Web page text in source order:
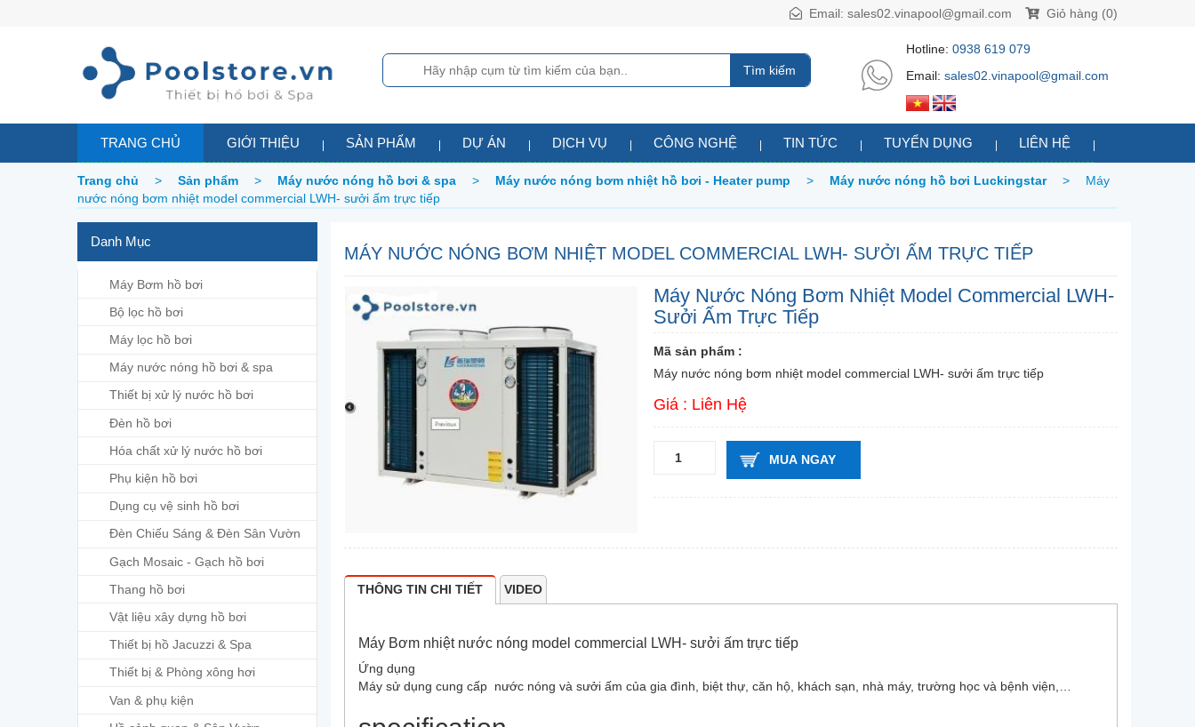
Giỏ hàng (0)
Email: sales02.vinapool@gmail.com
Tìm kiếm
Hotline: 0938 619 079
Email: sales02.vinapool@gmail.com
TRANG CHỦ GIỚI THIỆU SẢN PHẨM DỰ ÁN DỊCH VỤ CÔNG NGHỆ TIN TỨC TUYỂN DỤNG LIÊN HỆ
Trang chủ > Sản phẩm > Máy nước nóng hồ bơi & spa > Máy nước nóng bơm nhiệt hồ bơi - Heater pump > Máy nước nóng hồ bơi Luckingstar >
Máy
nước nóng bơm nhiệt model commercial LWH- sưởi ấm trực tiếp
Danh Mục
Máy Bơm hồ bơi
Bộ lọc hồ bơi
Máy lọc hồ bơi
Máy nước nóng hồ bơi & spa
Thiết bị xử lý nước hồ bơi
Đèn hồ bơi
Hóa chất xử lý nước hồ bơi
Phụ kiện hồ bơi
Dụng cụ vệ sinh hồ bơi
Đèn Chiếu Sáng & Đèn Sân Vườn
Gạch Mosaic - Gạch hồ bơi
Thang hồ bơi
Vật liệu xây dựng hồ bơi
Thiết bị hồ Jacuzzi & Spa
Thiết bị & Phòng xông hơi
Van & phụ kiện
MÁY NƯỚC NÓNG BƠM NHIỆT MODEL COMMERCIAL LWH- SƯỞI ẤM TRỰC TIẾP
Máy Nước Nóng Bơm Nhiệt Model Commercial LWH-
Sưởi Ấm Trực Tiếp
Mã sản phẩm :
Máy nước nóng bơm nhiệt model commercial LWH- sưởi ấm trực tiếp
Giá : Liên Hệ
MUA NGAY
THÔNG TIN CHI TIẾT VIDEO
Máy Bơm nhiệt nước nóng model commercial LWH- sưởi ấm trực tiếp
Ứng dụng
Máy sử dụng cung cấp nước nóng và sưởi ấm của gia đình, biệt thự, căn hộ, khách sạn, nhà máy, trường học và bệnh viện,…